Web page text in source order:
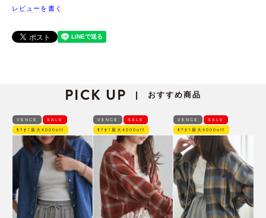
レビューを書く
PICK UP | おすすめ商品
VENCE SALE
ﾓｱｵﾌ最大4000off
VENCE SALE
ﾓｱｵﾌ最大4000off
VENCE SALE
ﾓｱｵﾌ最大4000off